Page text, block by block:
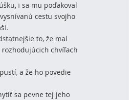
i sa mu poďakoval
cestu svojho
to, že mal
rozhodujúcich chvíľach
a že ho povedie
sa pevne tej jeho